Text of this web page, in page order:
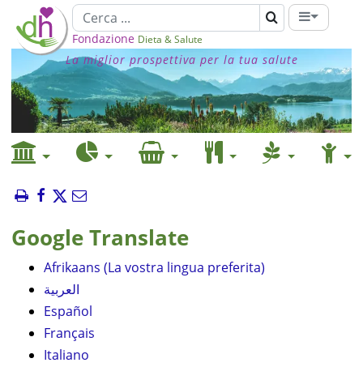
Fondazione Dieta & Salute
La miglior prospettiva per la tua salute
Google Translate
Afrikaans (La vostra lingua preferita)
العربية
Español
Français
Italiano